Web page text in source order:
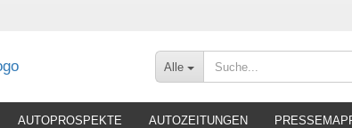
Alle
AUTOPROSPEKTE AUTOZEITUNGEN